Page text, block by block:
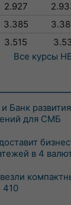
2.927
3.385
3.515
Все курсы
Банк
для СМБ
в 4
410